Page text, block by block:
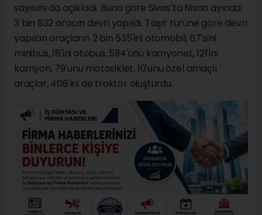
sayısını da açıkladı. Buna göre Sivas'ta Nisan ayında
3 bin 832 aracın devri yapıldı. Taşıt türüne göre devri
yapılan araçların 2 bin 535'ini otomobil, 67'sini
minibüs, 18'ini otobüs, 594'ünü kamyonet, 121'ini
kamyon, 79'unu motosiklet, 10'unu özel amaçlı
araçlar, 408'ini de traktör oluşturdu.